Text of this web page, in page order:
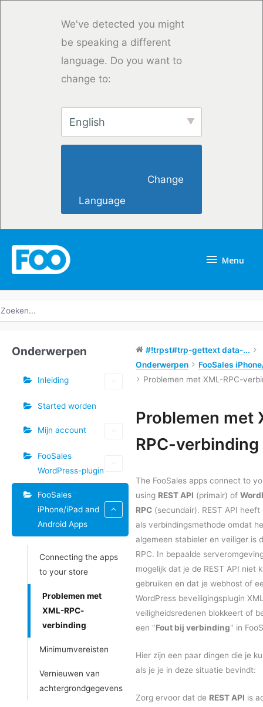
We've detected you might
be speaking a different
language. Do you want to
change to:
English
Language
Menu
Onderwerpen
Inleiding
Started worden
Mijn account
FooSales
WordPress-plugin
FooSales
iPhone/iPad and
Android Apps
Connecting the apps
to your store
Problemen met
XML-RPC-
verbinding
Minimumvereisten
Vernieuwen van
achtergrondgegevens
#!trpst#trp-gettext data-...
Onderwerpen
FooSales
Problemen met XML-RPC-
Problemen met
RPC-verbinding
The FooSales apps connect to
using REST API (primair) of
RPC (secundair). REST API
als verbindingsmethode omdat
algemeen stabieler en veiliger is
RPC. In bepaalde
mogelijk dat je de REST API niet
gebruiken en dat je webhost of
WordPress beveiligingsplugin
veiligheidsredenen blokkeert of
een "Fout bij verbinding" in
Hier zijn een paar dingen die je
als je je in deze situatie bevindt:
Zorg ervoor dat de REST API is
Tags
navigatie